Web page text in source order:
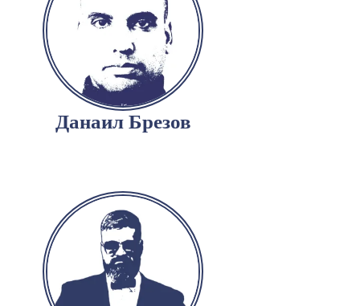
Данаил Брезов